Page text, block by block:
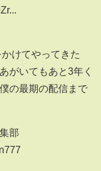
けてやってきた
がいてもあと3年く
の最期の配信まで
部